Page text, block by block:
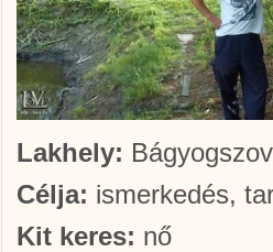
Lakhely:
Célja: ismerkedés,
Kit keres: nő